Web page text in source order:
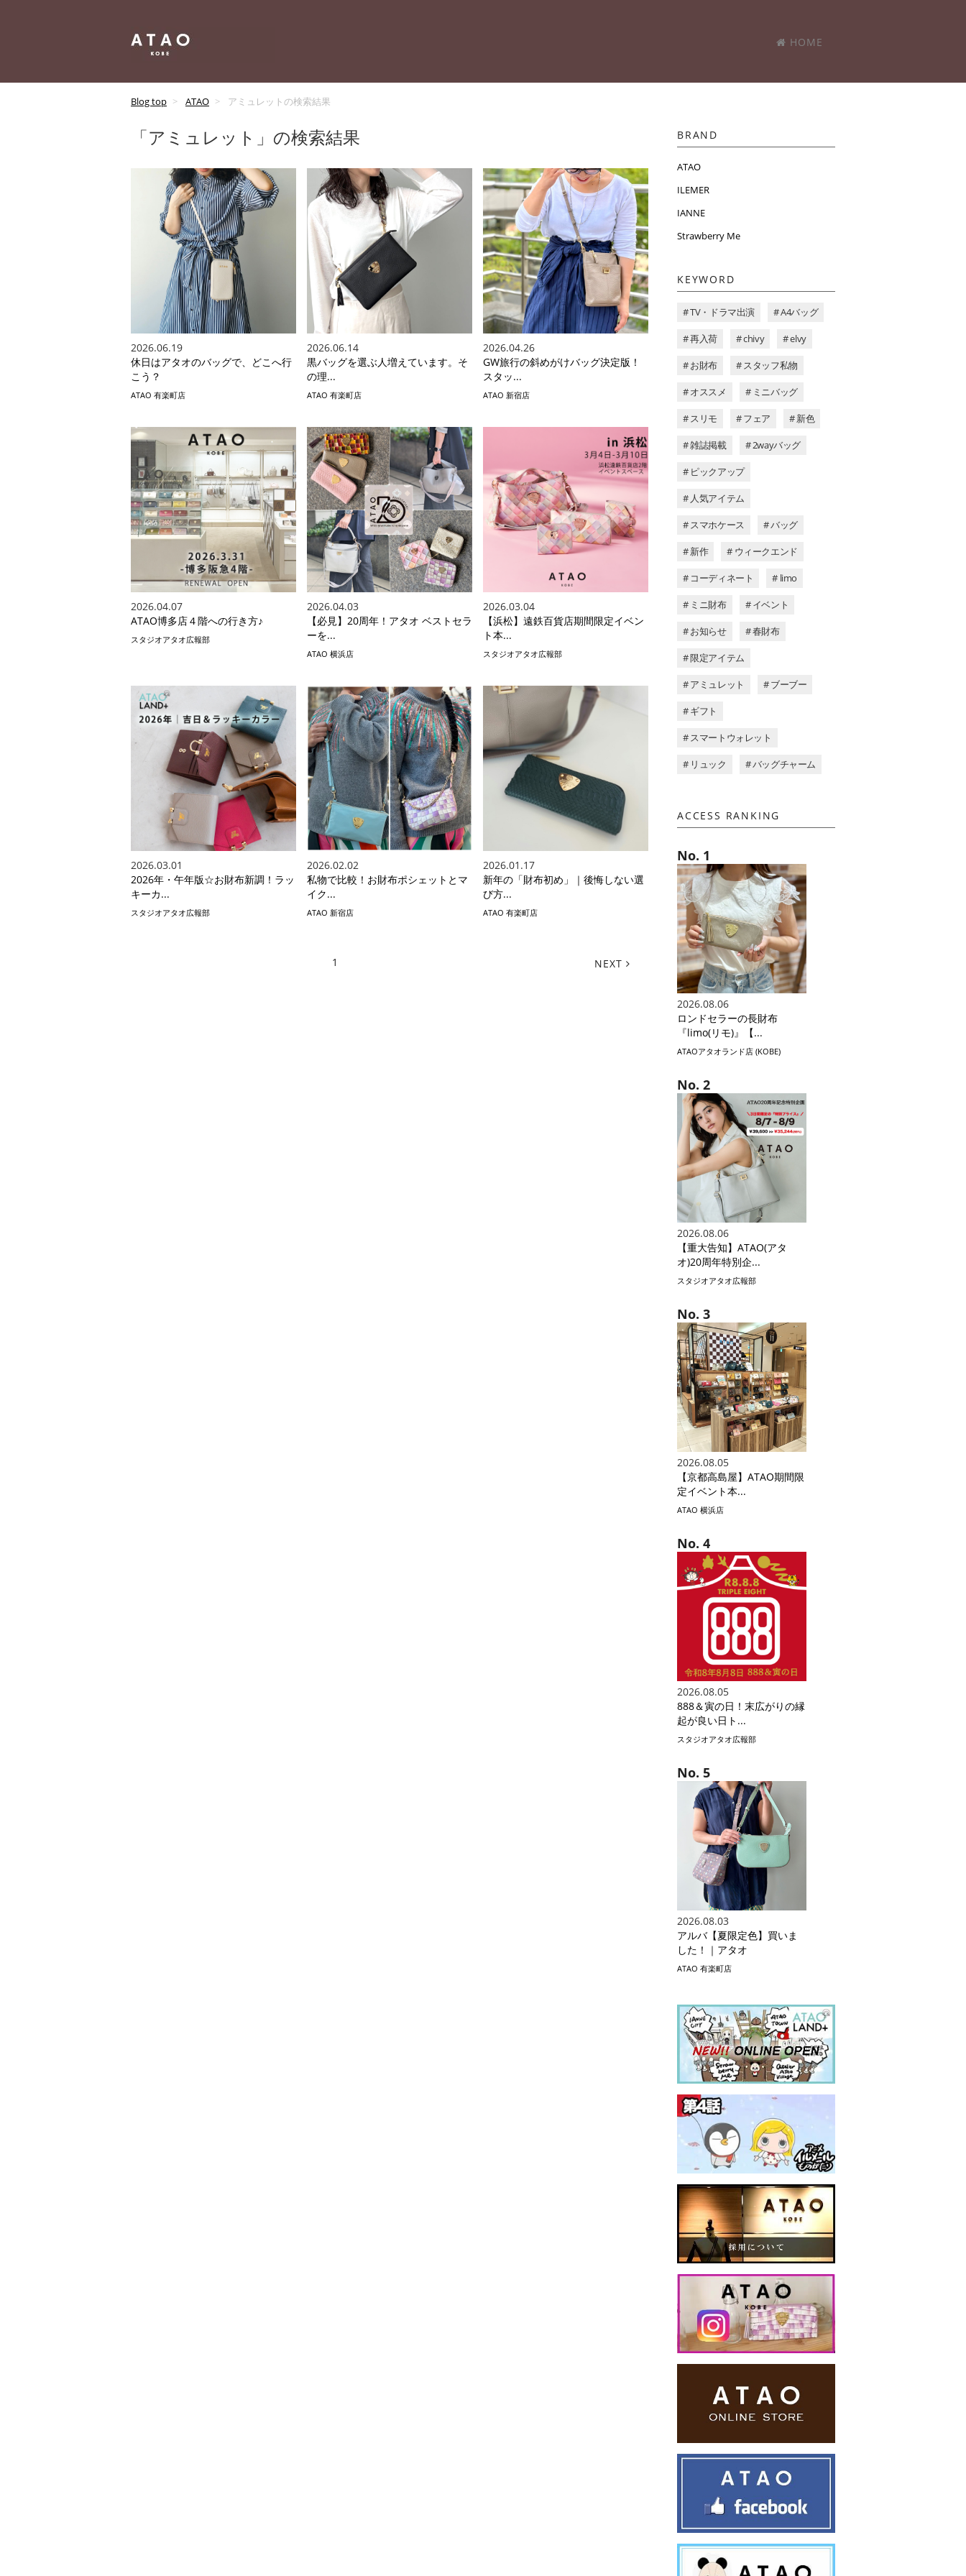
HOME
Blog top ATAO アミュレットの検索結果
「アミュレット」の検索結果
2026.06.19
休日はアタオのバッグで、どこへ行
こう？
ATAO 有楽町店
2026.06.14
黒バッグを選ぶ人増えています。そ
の理...
ATAO 有楽町店
2026.04.26
GW旅行の斜めがけバッグ決定版！
スタッ...
ATAO 新宿店
2026.04.07
ATAO博多店４階への行き方♪
スタジオアタオ広報部
2026.04.03
【必見】20周年！アタオ ベストセラ
ーを...
ATAO 横浜店
2026.03.04
【浜松】遠鉄百貨店期間限定イベン
ト本...
スタジオアタオ広報部
2026.03.01
2026年・午年版☆お財布新調！ラッ
キーカ...
スタジオアタオ広報部
2026.02.02
私物で比較！お財布ポシェットとマ
イク...
ATAO 新宿店
2026.01.17
新年の「財布初め」｜後悔しない選
び方...
ATAO 有楽町店
1 NEXT
BRAND
ATAO
ILEMER
IANNE
Strawberry Me
KEYWORD
# TV・ドラマ出演 # A4バッグ
# 再入荷 # chivy # elvy
# お財布 # スタッフ私物
# オススメ # ミニバッグ
# スリモ # フェア # 新色
# 雑誌掲載 # 2wayバッグ
# ピックアップ
# 人気アイテム
# スマホケース # バッグ
# 新作 # ウィークエンド
# コーディネート # limo
# ミニ財布 # イベント
# お知らせ # 春財布
# 限定アイテム
# アミュレット # ブーブー
# ギフト
# スマートウォレット
# リュック # バッグチャーム
ACCESS RANKING
2026.08.06
ロンドセラーの長財布
『limo(リモ)』【...
ATAOアタオランド店 (KOBE)
2026.08.06
【重大告知】ATAO(アタ
オ)20周年特別企...
スタジオアタオ広報部
2026.08.05
【京都高島屋】ATAO期間限
定イベント本...
ATAO 横浜店
2026.08.05
888＆寅の日！末広がりの縁
起が良い日ト...
スタジオアタオ広報部
2026.08.03
アルバ【夏限定色】買いま
した！｜アタオ
ATAO 有楽町店